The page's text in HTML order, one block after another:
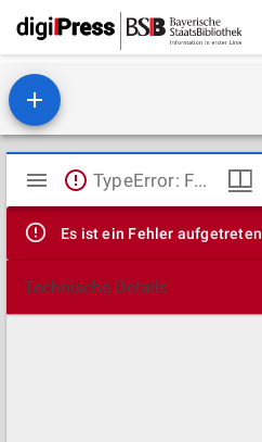
Mirador
Viewer
TypeError: Failed to fetch
Es ist ein Fehler aufgetreten
Technische Details